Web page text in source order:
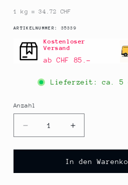
1 kg = 34.72 CHF
ARTIKELNUMMER: SKU:
35339
Kostenloser
Versand
ab CHF 85.–
Lieferzeit: ca. 5
Anzahl
Anzahl
Verringere
die
Menge
Grüne
Erhöhe
die
Menge
für
Grüne
In den